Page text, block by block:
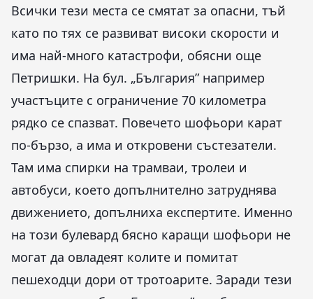
Всички тези места се смятат за опасни, тъй
като по тях се развиват високи скорости и
има най-много катастрофи, обясни още
Петришки. На бул. „България” например
участъците с ограничение 70 километра
рядко се спазват. Повечето шофьори карат
по-бързо, а има и откровени състезатели.
Там има спирки на трамваи, тролеи и
автобуси, което допълнително затруднява
движението, допълниха експертите. Именно
на този булевард бясно каращи шофьори не
могат да овладеят колите и помитат
пешеходци дори от тротоарите. Заради тези